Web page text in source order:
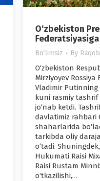
O‘zbekiston
Bo'limsiz By
O‘zbekiston
Mirziyoyev
Vladimir
kuni rasmiy
jo‘nab ketdi.
davlatimiz rahbari
shaharlarida
tarkibda oliy
o‘tadi.
Hukumati Raisi
Raisi Rustam
o‘tkazilishi,…